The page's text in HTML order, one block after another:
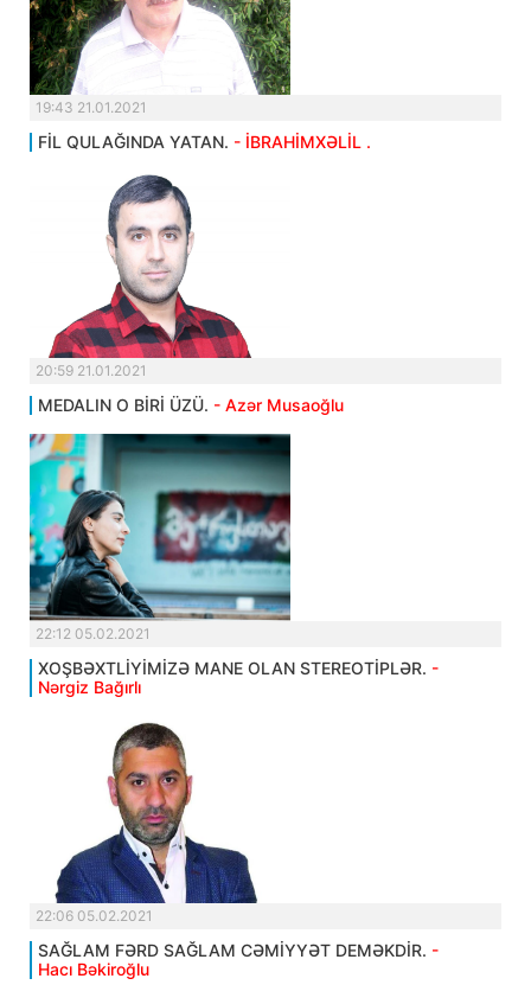
19:43 21.01.2021
FİL QULAĞINDA YATAN. - İBRAHİMXƏLİL .
20:59 21.01.2021
MEDALIN O BİRİ ÜZÜ. - Azər Musaoğlu
22:12 05.02.2021
XOŞBƏXTLİYİMİZƏ MANE OLAN STEREOTİPLƏR. -
Nərgiz Bağırlı
22:06 05.02.2021
SAĞLAM FƏRD SAĞLAM CƏMİYYƏT DEMƏKDİR. -
Hacı Bəkiroğlu